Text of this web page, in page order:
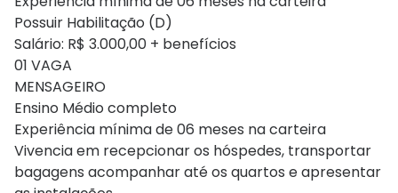
Possuir Habilitação (D)
Salário: R$ 3.000,00 + benefícios
01 VAGA
MENSAGEIRO
Ensino Médio completo
Experiência mínima de 06 meses na carteira
Vivencia em recepcionar os hóspedes, transportar
bagagens acompanhar até os quartos e apresentar